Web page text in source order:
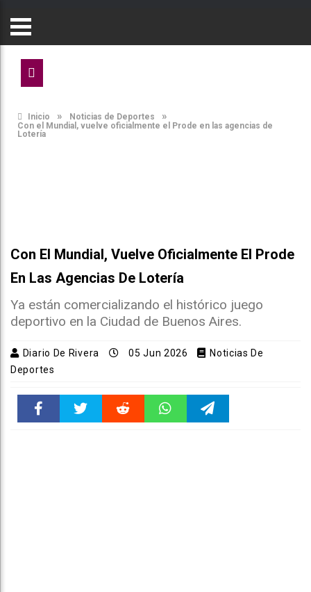
Inicio » Noticias de Deportes »
Con el Mundial, vuelve oficialmente el Prode en las agencias de
Lotería
Con El Mundial, Vuelve Oficialmente El Prode
En Las Agencias De Lotería
Ya están comercializando el histórico juego
deportivo en la Ciudad de Buenos Aires.
Diario De Rivera 05 Jun 2026
Noticias De
Deportes